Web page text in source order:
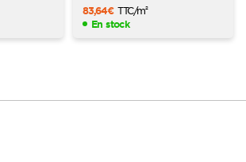
83,64€ TTC/m2
En stock